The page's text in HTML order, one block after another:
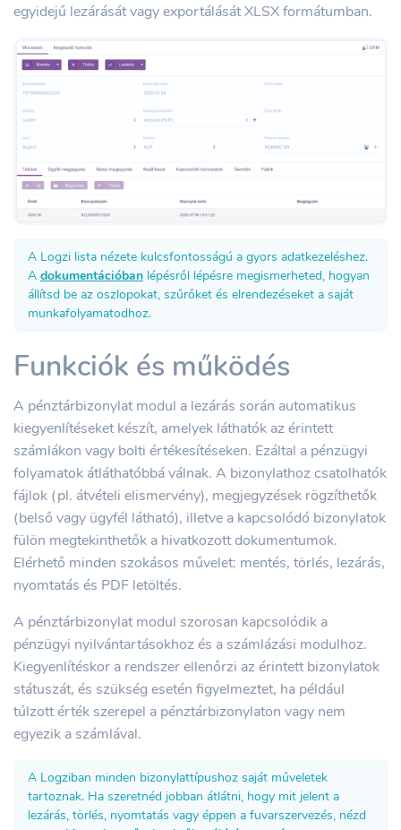
egyidejű lezárását vagy exportálását XLSX formátumban.
A Logzi lista nézete kulcsfontosságú a gyors adatkezeléshez.
A dokumentációban lépésről lépésre megismerheted, hogyan
állítsd be az oszlopokat, szűrőket és elrendezéseket a saját
munkafolyamatodhoz.
Funkciók és működés
A pénztárbizonylat modul a lezárás során automatikus
kiegyenlítéseket készít, amelyek láthatók az érintett
számlákon vagy bolti értékesítéseken. Ezáltal a pénzügyi
folyamatok átláthatóbbá válnak. A bizonylathoz csatolhatók
fájlok (pl. átvételi elismervény), megjegyzések rögzíthetők
(belső vagy ügyfél látható), illetve a kapcsolódó bizonylatok
fülön megtekinthetők a hivatkozott dokumentumok.
Elérhető minden szokásos művelet: mentés, törlés, lezárás,
nyomtatás és PDF letöltés.
A pénztárbizonylat modul szorosan kapcsolódik a
pénzügyi nyilvántartásokhoz és a számlázási modulhoz.
Kiegyenlítéskor a rendszer ellenőrzi az érintett bizonylatok
státuszát, és szükség esetén figyelmeztet, ha például
túlzott érték szerepel a pénztárbizonylaton vagy nem
egyezik a számlával.
A Logziban minden bizonylattípushoz saját műveletek
tartoznak. Ha szeretnéd jobban átlátni, hogy mit jelent a
lezárás, törlés, nyomtatás vagy éppen a fuvarszervezés, nézd